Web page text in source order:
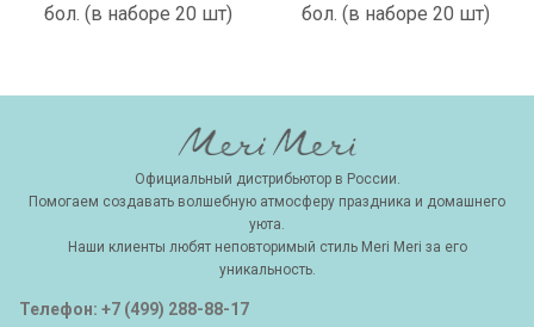
бол. (в наборе 20 шт)
бол. (в наборе 20 шт)
Официальный дистрибьютор в России.
Помогаем создавать волшебную атмосферу праздника и домашнего
уюта.
Наши клиенты любят неповторимый стиль Meri Meri за его
уникальность.
Телефон: +7 (499) 288-88-17